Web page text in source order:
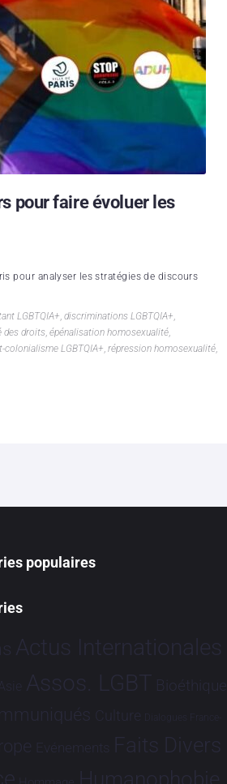
pour faire évoluer les
pour analyser les stratégies de discours
LGBTQIA+, discriminations LGBTQIA+,
des droits, épénalisation homosexualité,
colonialisme LGBTQIA+, répression homosexualité,
populaires
Actus Internationales
Asie Assos. LGBT Bioéthique
Culture Dialogues France-
Evénements Faits Divers
Humanophobie